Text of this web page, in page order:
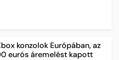
konzolok Európában, az
eurós áremelést kapott